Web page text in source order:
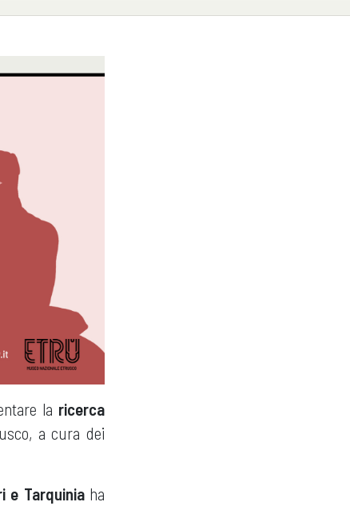
la ricerca
a cura dei
e Tarquiniaha